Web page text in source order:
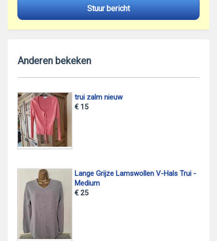
Stuur bericht
Anderen bekeken
trui zalm nieuw
€ 15
Lange Grijze Lamswollen V-Hals Trui -
Medium
€ 25